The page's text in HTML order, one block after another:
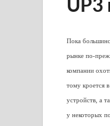
Пока
рынке по-
компании
тому кроется
устройств, а
у некоторых